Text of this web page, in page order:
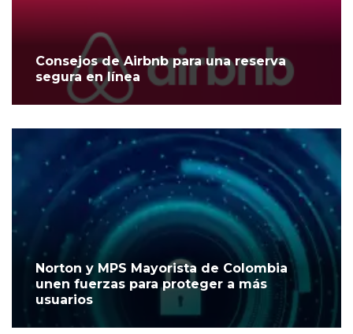
Consejos de Airbnb para una reserva
segura en línea
Norton y MPS Mayorista de Colombia
unen fuerzas para proteger a más
usuarios